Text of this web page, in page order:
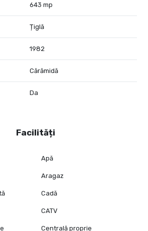
643 mp
Țiglă
1982
Cărămidă
Da
Facilități
Apă
Aragaz
Cadă
CATV
Centrală proprie